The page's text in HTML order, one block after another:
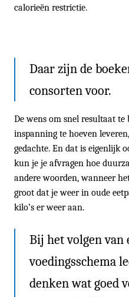
calorieën restrictie.
Daar zijn de
consorten voor.
De wens om snel resultaat te
inspanning te hoeven
gedachte. En dat is eigenlijk
kun je je afvragen hoe
andere woorden, wanneer
groot dat je weer in oude
kilo’s er weer aan.
Bij het volgen van
voedingsschema
denken wat goed